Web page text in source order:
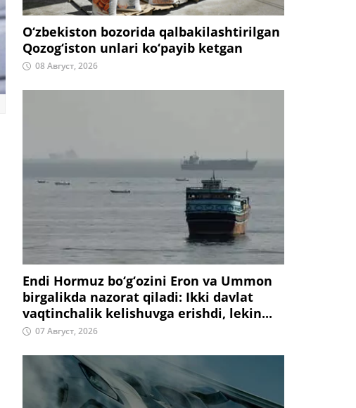
O‘zbekiston bozorida qalbakilashtirilgan
Qozog‘iston unlari ko‘payib ketgan
08 Август, 2026
Endi Hormuz bo‘g‘ozini Eron va Ummon
birgalikda nazorat qiladi: Ikki davlat
vaqtinchalik kelishuvga erishdi, lekin...
07 Август, 2026